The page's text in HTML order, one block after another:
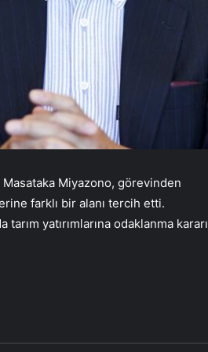
Masataka Miyazono, görevinden
farklı bir alanı tercih etti.
yatırımlarına odaklanma kararı